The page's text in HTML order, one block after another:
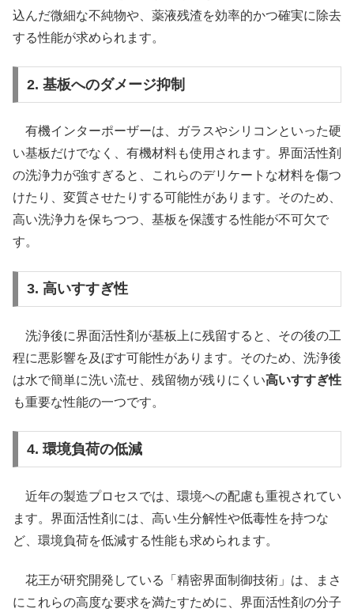
込んだ微細な不純物や、薬液残渣を効率的かつ確実に除去
する性能が求められます。
2. 基板へのダメージ抑制
有機インターポーザーは、ガラスやシリコンといった硬
い基板だけでなく、有機材料も使用されます。界面活性剤
の洗浄力が強すぎると、これらのデリケートな材料を傷つ
けたり、変質させたりする可能性があります。そのため、
高い洗浄力を保ちつつ、基板を保護する性能が不可欠で
す。
3. 高いすすぎ性
洗浄後に界面活性剤が基板上に残留すると、その後の工
程に悪影響を及ぼす可能性があります。そのため、洗浄後
は水で簡単に洗い流せ、残留物が残りにくい高いすすぎ性
も重要な性能の一つです。
4. 環境負荷の低減
近年の製造プロセスでは、環境への配慮も重視されてい
ます。界面活性剤には、高い生分解性や低毒性を持つな
ど、環境負荷を低減する性能も求められます。
花王が研究開発している「精密界面制御技術」は、まさ
にこれらの高度な要求を満たすために、界面活性剤の分子